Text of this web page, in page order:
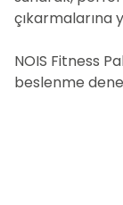
çıkarmalarına
NOIS Fitness
beslenme